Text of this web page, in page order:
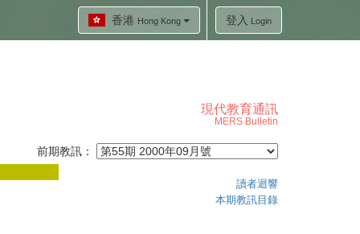
香港 Hong Kong 登入 Login
現代教育通訊
MERS Bulletin
前期教訊：
讀者迴響
本期教訊目錄